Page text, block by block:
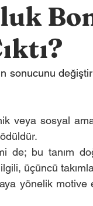
sonucunu
veya sosyal
de; bu tanım
üçüncü
yönelik motive